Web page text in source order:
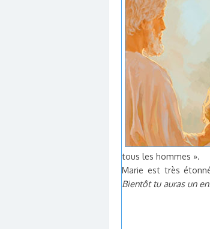
tous les hommes ».
Marie est très
Bientôt tu auras un